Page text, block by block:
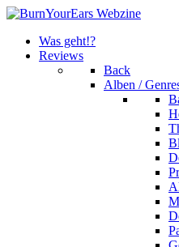
Was geht!?
Reviews
Back
Alben /